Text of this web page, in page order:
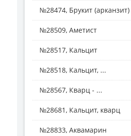
№28474, Брукит (арканзит)
№28509, Аметист
№28517, Кальцит
№28518, Кальцит, ...
№28567, Кварц - ...
№28681, Кальцит, кварц
№28833, Аквамарин